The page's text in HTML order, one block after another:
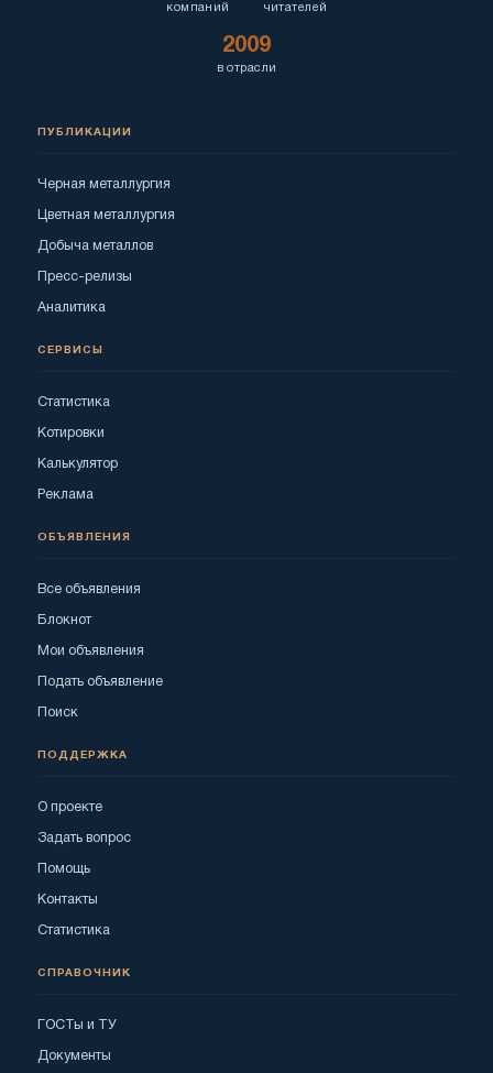
компаний читателей
2009
в отрасли
ПУБЛИКАЦИИ
Черная металлургия
Цветная металлургия
Добыча металлов
Пресс-релизы
Аналитика
СЕРВИСЫ
Статистика
Котировки
Калькулятор
Реклама
ОБЪЯВЛЕНИЯ
Все объявления
Блокнот
Мои объявления
Подать объявление
Поиск
ПОДДЕРЖКА
О проекте
Задать вопрос
Помощь
Контакты
Статистика
СПРАВОЧНИК
ГОСТы и ТУ
Документы